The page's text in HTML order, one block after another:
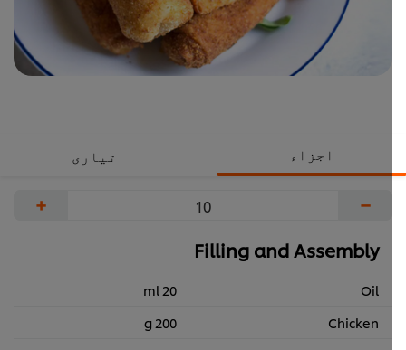
اجزاء تیاری
Filling and Assembly
Oil
20 ml
Chicken
200 g